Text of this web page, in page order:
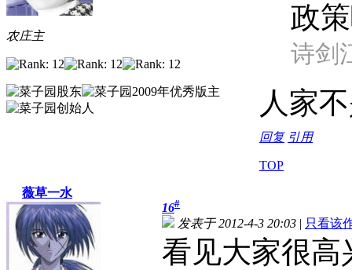
农庄主
政
诗剑
人家
回复 引用
TOP
薇草一水
16#
发表于 2012-4-3 20:03 | 只看该
看见大家很高